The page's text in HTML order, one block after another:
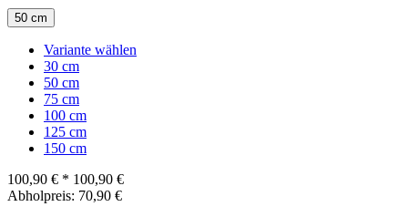
50 cm
Variante wählen
30 cm
50 cm
75 cm
100 cm
125 cm
150 cm
100,90 € * 100,90 €
Abholpreis: 70,90 €